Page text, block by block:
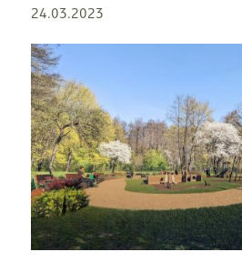
24.03.2023